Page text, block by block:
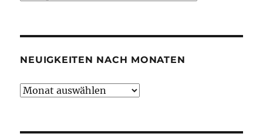
NEUIGKEITEN NACH MONATEN
Neuigkeiten